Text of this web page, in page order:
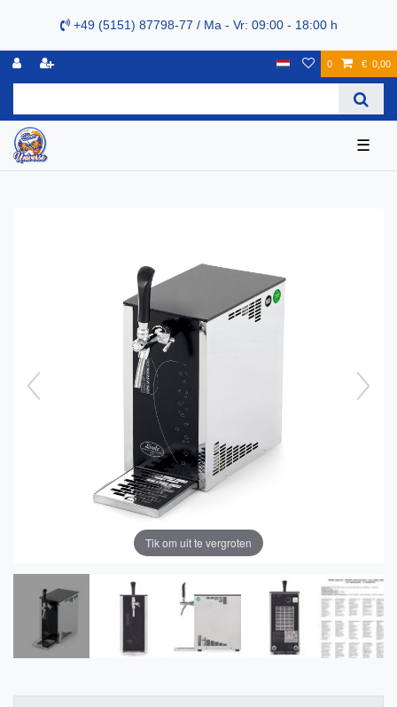
+49 (5151) 87798-77 / Ma - Vr: 09:00 - 18:00 h
0 € 0,00
☰
Tik om uit te vergroten